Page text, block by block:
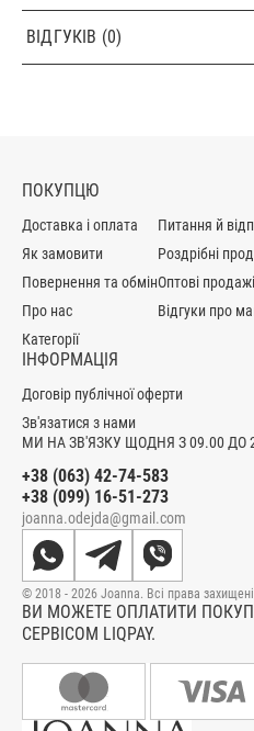
ВІДГУКІВ (0)
МИ НА ЗВ'ЯЗКУ ЩОДНЯ З 09.00 ДО
+38 (063) 42-74-583
+38 (099) 16-51-273
joanna.odejda@gmail.com
ПОКУПЦЮ
Доставка і оплата
Як замовити
Повернення та обмін
Про нас
Категорії
Питання й
Роздрібні
Оптові продажі
Відгуки про
ІНФОРМАЦІЯ
Договір публічної оферти
Зв'язатися з нами
ВИ МОЖЕТЕ ОПЛАТИТИ
СЕРВІСОМ LIQPAY.
© 2018 - 2026 Joanna. Всі права захищені